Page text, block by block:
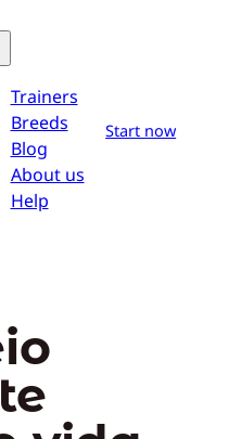
Trainers
Breeds
Blog
About us
Help
Start now